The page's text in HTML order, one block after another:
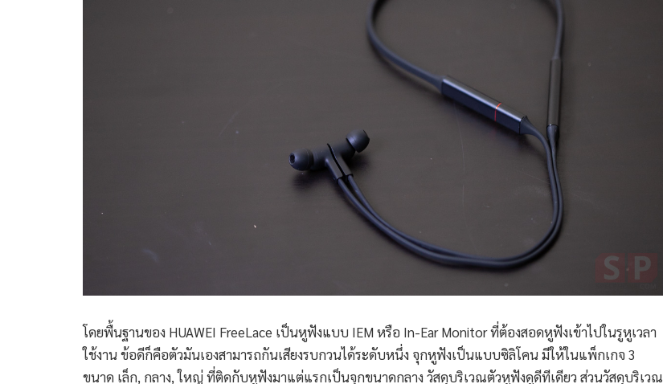
โดยพื้นฐานของ HUAWEI FreeLace เป็นหูฟังแบบ IEM หรือ In-Ear Monitor ที่ต้องสอดหูฟังเข้าไปในรูหูเวลา
ใช้งาน ข้อดีก็คือตัวมันเองสามารถกันเสียงรบกวนได้ระดับหนึ่ง จุกหูฟังเป็นแบบซิลิโคน มีให้ในแพ็กเกจ 3
ขนาด เล็ก, กลาง, ใหญ่ ที่ติดกับหูฟังมาแต่แรกเป็นจุกขนาดกลาง วัสดุบริเวณตัวหูฟังดูดีทีเดียว ส่วนวัสดุบริเวณ